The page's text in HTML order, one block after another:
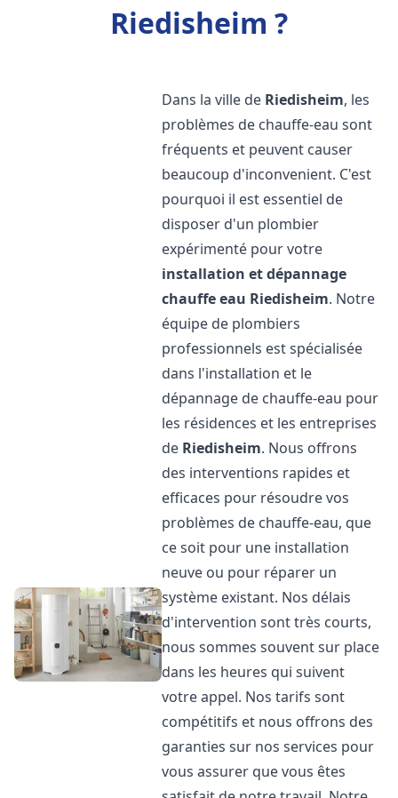
Riedisheim ?
Dans la ville de Riedisheim, les
problèmes de chauffe-eau sont
fréquents et peuvent causer
beaucoup d'inconvenient. C'est
pourquoi il est essentiel de
disposer d'un plombier
expérimenté pour votre
installation et dépannage
chauffe eau Riedisheim. Notre
équipe de plombiers
professionnels est spécialisée
dans l'installation et le
dépannage de chauffe-eau pour
les résidences et les entreprises
de Riedisheim. Nous offrons
des interventions rapides et
efficaces pour résoudre vos
problèmes de chauffe-eau, que
ce soit pour une installation
neuve ou pour réparer un
système existant. Nos délais
d'intervention sont très courts,
nous sommes souvent sur place
dans les heures qui suivent
votre appel. Nos tarifs sont
compétitifs et nous offrons des
garanties sur nos services pour
vous assurer que vous êtes